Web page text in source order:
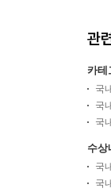
관
카테
국
국
국
수상
국
국